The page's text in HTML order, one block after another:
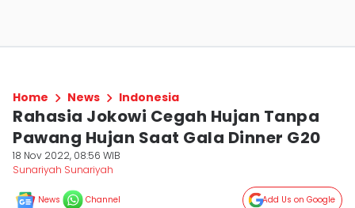
Home News Indonesia
Rahasia Jokowi Cegah Hujan Tanpa
Pawang Hujan Saat Gala Dinner G20
18 Nov 2022, 08:56 WIB
Sunariyah Sunariyah
News Channel Add Us on Google